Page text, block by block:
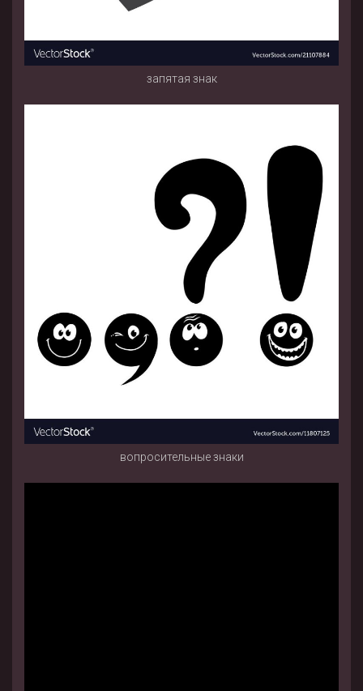
запятая знак
вопросительные знаки